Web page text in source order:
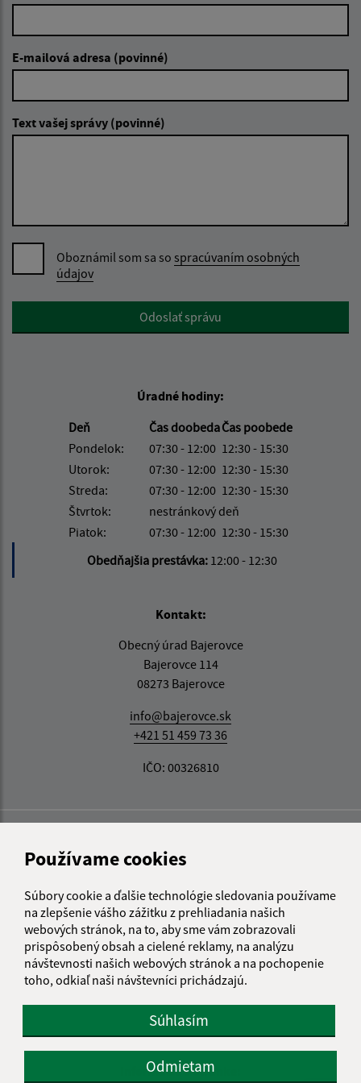
Používame cookies
Súbory cookie a ďalšie technológie sledovania používame
na zlepšenie vášho zážitku z prehliadania našich
webových stránok, na to, aby sme vám zobrazovali
prispôsobený obsah a cielené reklamy, na analýzu
návštevnosti našich webových stránok a na pochopenie
toho, odkiaľ naši návštevníci prichádzajú.
Súhlasím
Odmietam
E-mailová adresa (povinné)
Text vašej správy (povinné)
Oboznámil som sa so spracúvaním osobných
údajov
Google reCaptcha ResponseOdoslať správu
Úradné hodiny:
Deň
Čas doobedaČas poobede
Pondelok:
07:30 - 12:00 12:30 - 15:30
Utorok:
07:30 - 12:00 12:30 - 15:30
Streda:
07:30 - 12:00 12:30 - 15:30
Štvrtok:
nestránkový deň
Piatok:
07:30 - 12:00 12:30 - 15:30
Obedňajšia prestávka: 12:00 - 12:30
Kontakt:
Obecný úrad Bajerovce
Bajerovce 114
08273 Bajerovce
info@bajerovce.sk
+421 51 459 73 36
IČO: 00326810
Informácie o stránke: